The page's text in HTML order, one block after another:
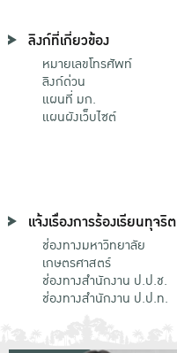
ลิงก์ที่เกี่ยวข้อง
หมายเลขโทรศัพท์
ลิงก์ด่วน
แผนที่ มก.
แผนผังเว็บไซต์
แจ้งเรื่องการร้องเรียนทุจริต
ช่องทางมหาวิทยาลัย
เกษตรศาสตร์
ช่องทางสำนักงาน ป.ป.ช.
ช่องทางสำนักงาน ป.ป.ท.